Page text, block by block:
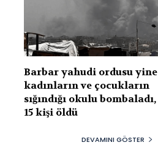
Barbar yahudi ordusu yine
kadınların ve çocukların
sığındığı okulu bombaladı,
15 kişi öldü
DEVAMINI GÖSTER